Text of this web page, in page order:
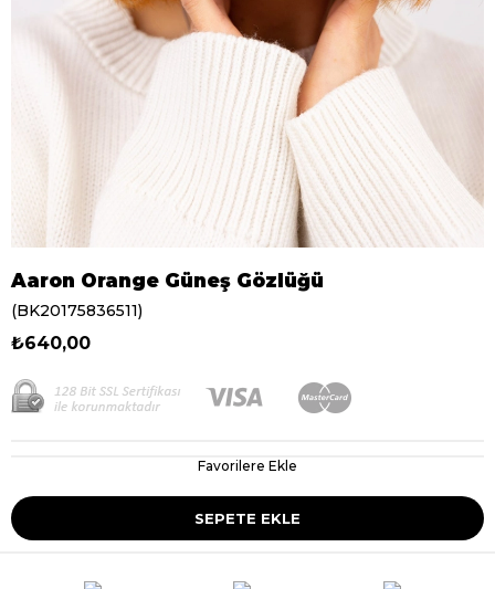
Aaron Orange Güneş Gözlüğü
(BK20175836511)
₺640,00
Favorilere Ekle